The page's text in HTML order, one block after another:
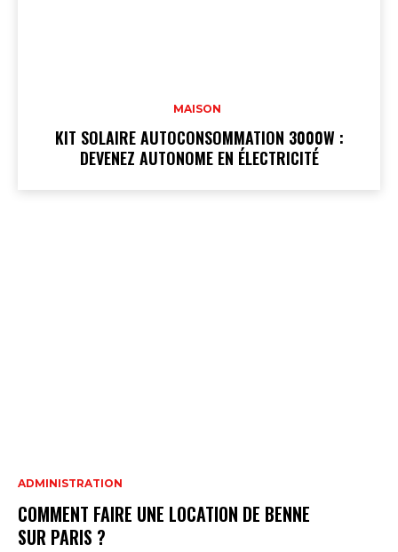
MAISON
KIT SOLAIRE AUTOCONSOMMATION 3000W :
DEVENEZ AUTONOME EN ÉLECTRICITÉ
ADMINISTRATION
COMMENT FAIRE UNE LOCATION DE BENNE
SUR PARIS ?